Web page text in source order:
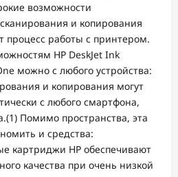
возможности
и копирования
процесс работы с принтером.
HP DeskJet Ink
можно с любого устройства:
и копирования могут
с любого смартфона,
Помимо пространства, эта
и средства:
картриджи HP обеспечивают
качества при очень низкой